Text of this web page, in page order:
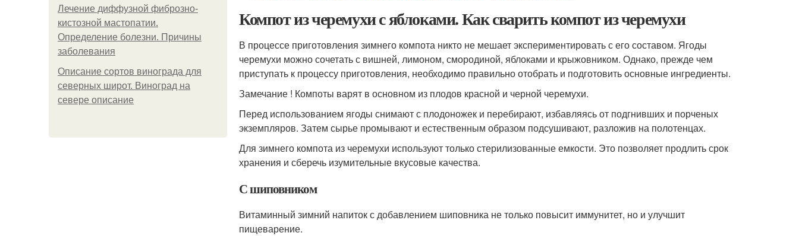
Лечение диффузной фиброзно-
кистозной мастопатии.
Определение болезни. Причины
заболевания
Описание сортов винограда для
северных широт. Виноград на
севере описание
Компот из черемухи с яблоками. Как сварить компот из черемухи
В процессе приготовления зимнего компота никто не мешает экспериментировать с его составом. Ягоды
черемухи можно сочетать с вишней, лимоном, смородиной, яблоками и крыжовником. Однако, прежде чем
приступать к процессу приготовления, необходимо правильно отобрать и подготовить основные ингредиенты.
Замечание ! Компоты варят в основном из плодов красной и черной черемухи.
Перед использованием ягоды снимают с плодоножек и перебирают, избавляясь от подгнивших и порченых
экземпляров. Затем сырье промывают и естественным образом подсушивают, разложив на полотенцах.
Для зимнего компота из черемухи используют только стерилизованные емкости. Это позволяет продлить срок
хранения и сберечь изумительные вкусовые качества.
С шиповником
Витаминный зимний напиток с добавлением шиповника не только повысит иммунитет, но и улучшит
пищеварение.